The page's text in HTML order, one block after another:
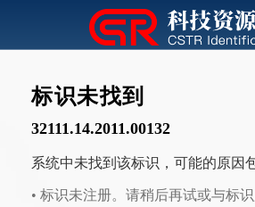
标识未找到
32111.14.2011.00132
系统中未找到该标识，可能的原因
• 标识未注册。请稍后再试或与标识